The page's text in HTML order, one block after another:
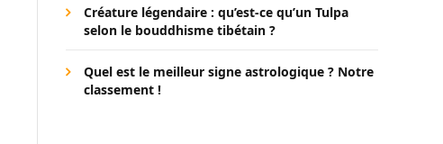
Créature légendaire : qu’est-ce qu’un Tulpa
selon le bouddhisme tibétain ?
Quel est le meilleur signe astrologique ? Notre
classement !